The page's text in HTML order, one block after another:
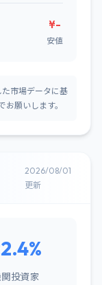
¥-
安値
市場データに基
願いします。
2026/08/01
更新
投資家